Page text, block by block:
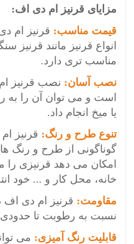
مزایای قرنیز ام دی اف:
قیمت مناسب: قرنیز ام
انواع قرنیز مانند قرنیز
مناسب تری دارد.
نصب آسان: نصب قرنیز
است و می توان آن را به
یا میخ انجام داد.
تنوع طرح و رنگ: قرنیز
گوناگونی از طرح و رنگ
امکان می دهد قرنیزی را
خانه، محل کار و ... خود
مقاومت: قرنیز ام دی
نسبت به رطوبت تا
قابلیت رنگ آمیزی: می